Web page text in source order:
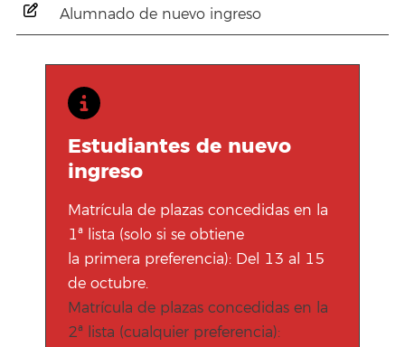
Alumnado de nuevo ingreso
Estudiantes de nuevo
ingreso
Matrícula de plazas concedidas en la
1ª lista (solo si se obtiene
la primera preferencia): Del 13 al 15
de octubre.
Matrícula de plazas concedidas en la
2ª lista (cualquier preferencia):